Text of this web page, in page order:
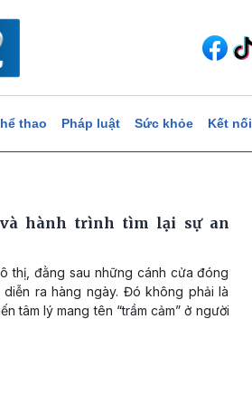
thao Pháp luật Sức khỏe Kết nối
hành trình tìm lại sự an
thị, đằng sau những cánh cửa đóng
ra hàng ngày. Đó không phải là
tâm lý mang tên “trầm cảm” ở người